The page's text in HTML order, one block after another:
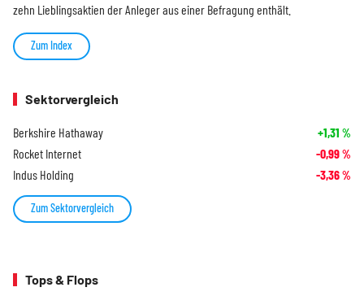
zehn Lieblingsaktien der Anleger aus einer Befragung enthält.
Zum Index
Sektorvergleich
Berkshire Hathaway +1,31 %
Rocket Internet -0,99%
Indus Holding -3,36%
Zum Sektorvergleich
Tops & Flops